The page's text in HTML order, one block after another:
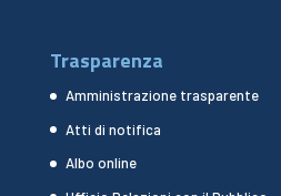
Trasparenza
Amministrazione trasparente
Atti di notifica
Albo online